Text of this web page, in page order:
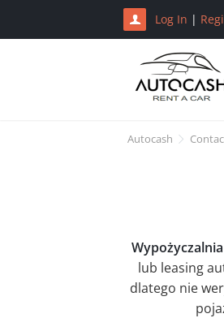
Log In |
Autocash
lub leasing
dlatego nie